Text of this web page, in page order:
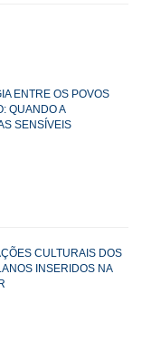
ENTRE OS POVOS
QUANDO A
SENSÍVEIS
CULTURAIS DOS
INSERIDOS NA